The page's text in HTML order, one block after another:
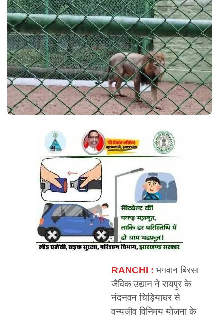
RANCHI : भगवान बिरसा
जैविक उद्यान ने रायपुर के
नंदनवन चिड़ियाघर से
वन्यजीव विनिमय योजना के